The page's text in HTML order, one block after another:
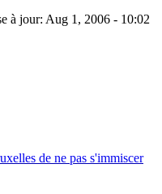
à jour: Aug 1, 2006 - 10:02
de ne pas s'immiscer